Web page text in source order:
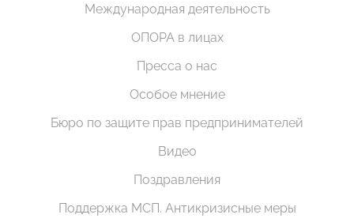
Международная деятельность
ОПОРА в лицах
Пресса о нас
Особое мнение
Бюро по защите прав предпринимателей
Видео
Поздравления
Поддержка МСП. Антикризисные меры